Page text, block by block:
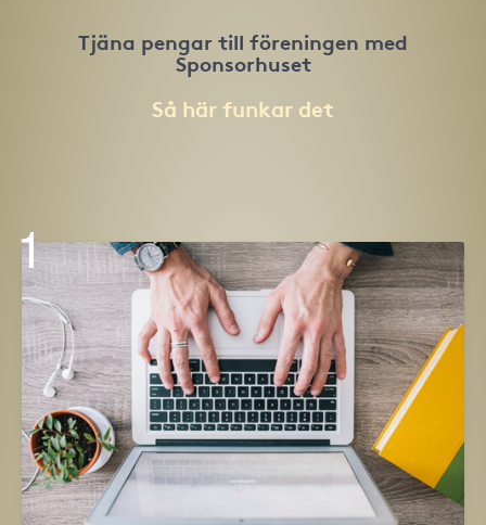
Tjäna pengar till föreningen med
Sponsorhuset
Så här funkar det
1